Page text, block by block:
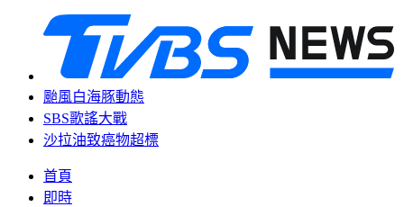
颱風白海豚動態
SBS歌謠大戰
沙拉油致癌物超標
首頁
即時